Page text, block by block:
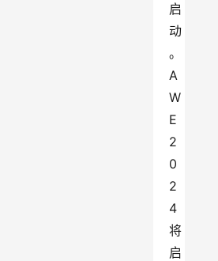
启
动
。
A
W
E
2
0
2
4
将
启